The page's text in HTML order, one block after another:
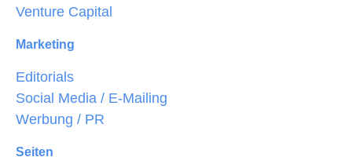
Venture Capital
Marketing
Editorials
Social Media / E-Mailing
Werbung / PR
Seiten